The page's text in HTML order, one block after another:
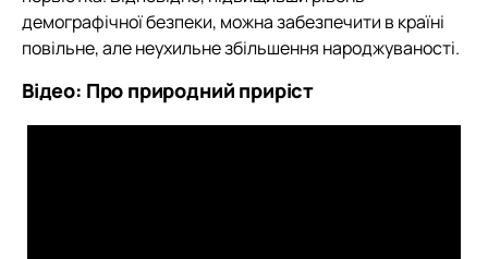
демографічної безпеки, можна забезпечити в країні
повільне, але неухильне збільшення народжуваності.
Відео: Про природний приріст